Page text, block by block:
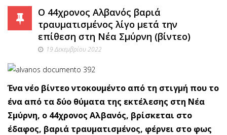
Ο 44χρονος Αλβανός βαριά
τραυματισμένος λίγο μετά την
επίθεση στη Νέα Σμύρνη (βίντεο)
19 Δεκεμβρίου 2022
Ένα νέο βίντεο ντοκουμέντο από τη στιγμή που το
ένα από τα δύο θύματα της εκτέλεσης στη Νέα
Σμύρνη, ο 44χρονος Αλβανός, βρίσκεται στο
έδαφος, βαριά τραυματισμένος, φέρνει στο φως